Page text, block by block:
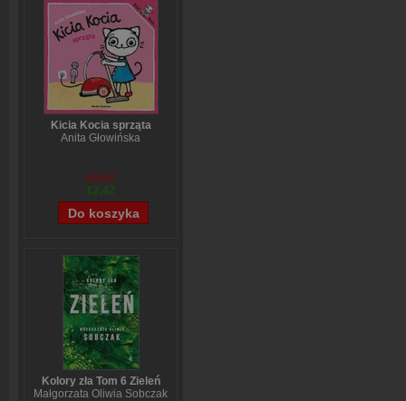
Kicia Kocia sprząta
Anita Głowińska
£2,97
£2,42
Kolory zła Tom 6 Zieleń
Małgorzata Oliwia Sobczak